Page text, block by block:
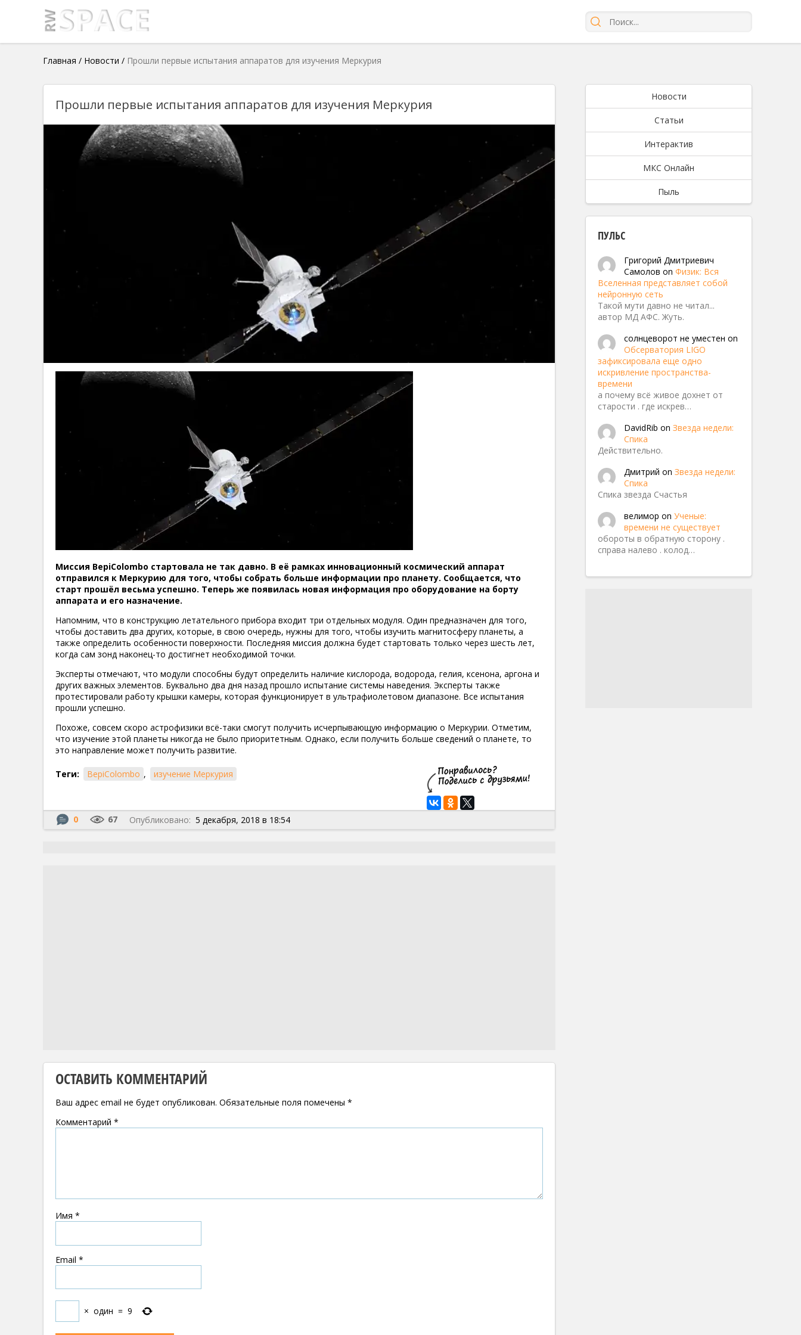
Главная / Новости / Прошли первые испытания аппаратов для изучения Меркурия
Прошли первые испытания аппаратов для изучения Меркурия
Прошли первые испытания аппаратов для изучения Меркурия
Миссия BepiColombo стартовала не так давно. В её рамках инновационный космический аппарат
отправился к Меркурию для того, чтобы собрать больше информации про планету. Сообщается, что
старт прошёл весьма успешно. Теперь же появилась новая информация про оборудование на борту
аппарата и его назначение.
Напомним, что в конструкцию летательного прибора входит три отдельных модуля. Один предназначен для того,
чтобы доставить два других, которые, в свою очередь, нужны для того, чтобы изучить магнитосферу планеты, а
также определить особенности поверхности. Последняя миссия должна будет стартовать только через шесть лет,
когда сам зонд наконец-то достигнет необходимой точки.
Эксперты отмечают, что модули способны будут определить наличие кислорода, водорода, гелия, ксенона, аргона и
других важных элементов. Буквально два дня назад прошло испытание системы наведения. Эксперты также
протестировали работу крышки камеры, которая функционирует в ультрафиолетовом диапазоне. Все испытания
прошли успешно.
Похоже, совсем скоро астрофизики всё-таки смогут получить исчерпывающую информацию о Меркурии. Отметим,
что изучение этой планеты никогда не было приоритетным. Однако, если получить больше сведений о планете, то
это направление может получить развитие.
Теги: BepiColombo , изучение Меркурия
0 67 Опубликовано: 5 декабря, 2018 в 18:54
ОСТАВИТЬ КОММЕНТАРИЙ
Ваш адрес email не будет опубликован. Обязательные поля помечены *
Комментарий *
Имя *
Email *
× один = 9
Новости
Статьи
Интерактив
МКС Онлайн
Пыль
ПУЛЬС
Григорий Дмитриевич
Самолов on Физик: Вся
Вселенная представляет собой
нейронную сеть
Такой мути давно не читал...
автор МД АФС. Жуть.
солнцеворот не уместен on
Обсерватория LIGO
зафиксировала еще одно
искривление пространства-
времени
а почему всё живое дохнет от
старости . где искрев…
DavidRib on Звезда недели:
Спика
Действительно.
Дмитрий on Звезда недели:
Спика
Спика звезда Счастья
велимор on Ученые:
времени не существует
обороты в обратную сторону .
справа налево . колод…